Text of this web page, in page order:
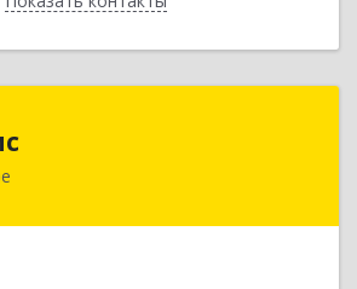
обл, Усолье-Сибирское г,